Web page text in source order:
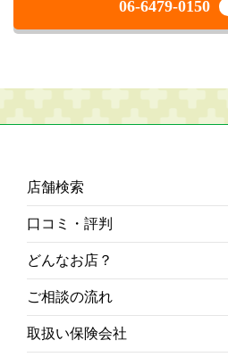
06-6479-0150
店舗検索
口コミ・評判
どんなお店？
ご相談の流れ
取扱い保険会社